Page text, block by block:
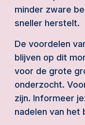
minder zware
sneller herstelt.
De voordelen
blijven op dit
voor de grote
onderzocht.
zijn. Informeer
nadelen van het